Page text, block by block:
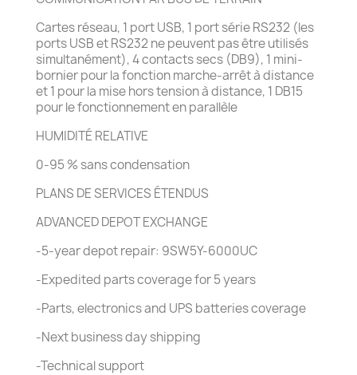
Cartes réseau, 1 port USB, 1 port série RS232 (les
ports USB et RS232 ne peuvent pas être utilisés
simultanément), 4 contacts secs (DB9), 1 mini-
bornier pour la fonction marche-arrêt à distance
et 1 pour la mise hors tension à distance, 1 DB15
pour le fonctionnement en parallèle
HUMIDITÉ RELATIVE
0-95 % sans condensation
PLANS DE SERVICES ÉTENDUS
ADVANCED DEPOT EXCHANGE
-5-year depot repair: 9SW5Y-6000UC
-Expedited parts coverage for 5 years
-Parts, electronics and UPS batteries coverage
-Next business day shipping
-Technical support